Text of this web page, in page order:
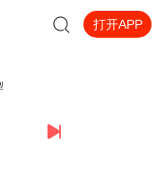
打开APP